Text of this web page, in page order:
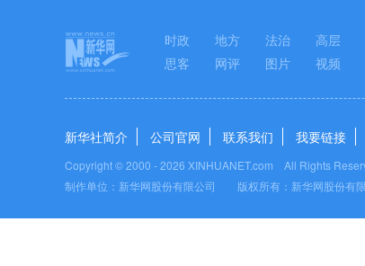
时政 地方 法治 高层
思客
网评 图片 视频
新华社简介 公司官网 联系我们 我要链接
Copyright © 2000 -2026 XINHUANET.com All Rights
制作单位：新华网股份有限公司 版权所有：新华网股份有